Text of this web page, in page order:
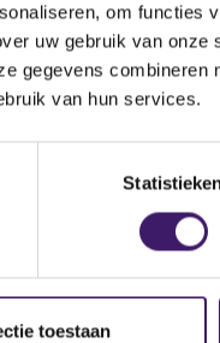
om functies
uw gebruik van
gegevens combineren
van hun services.
toestaan